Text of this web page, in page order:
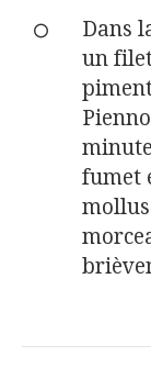
Dans
un
fumet